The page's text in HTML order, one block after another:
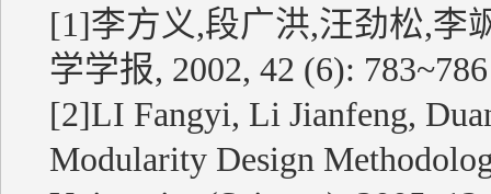
[1]李方义,段广洪,汪劲松,李
学学报, 2002, 42 (6):
[2]LI Fangyi, Li Jianfeng,
Modularity Design